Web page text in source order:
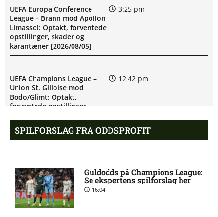
UEFA Europa Conference
League – Brann mod Apollon
Limassol: Optakt, forventede
opstillinger, skader og
karantæner [2026/08/05]
3:25 pm
UEFA Champions League –
Union St. Gilloise mod
Bodo/Glimt: Optakt,
forventede opstillinger,
12:42 pm
League – Bohemians mod FC
Midtjylland: Optakt,
forventede opstillinger,
skader og karantæner
[2026/08/06]
SPILFORSLAG FRA ODDSPROFIT
Guldodds på Champions League:
Se ekspertens spilforslag her
16:04